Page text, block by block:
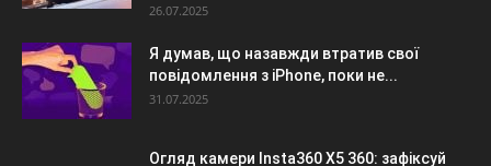
26.07.2025
Я думав, що назавжди втратив свої
повідомлення з iPhone, поки не...
31.07.2025
Огляд камери Insta360 X5 360: зафіксуй